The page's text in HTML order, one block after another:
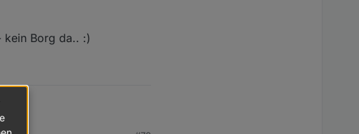
kein Borg da.. :)